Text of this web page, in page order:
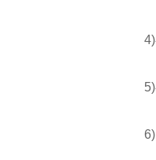
4)
5)额
6)出